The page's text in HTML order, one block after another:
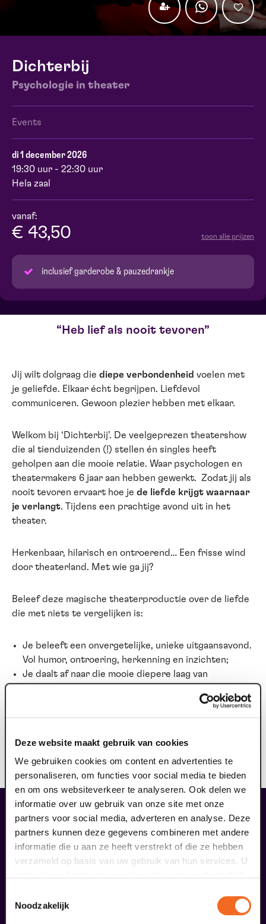
Deze website maakt gebruik van cookies
We gebruiken cookies om content en advertenties te
personaliseren, om functies voor social media te bieden
en om ons websiteverkeer te analyseren. Ook delen we
informatie over uw gebruik van onze site met onze
partners voor social media, adverteren en analyse. Deze
partners kunnen deze gegevens combineren met andere
informatie die u aan ze heeft verstrekt of die ze hebben
verzameld op basis van uw gebruik van hun services. U
Noodzakelijk
Dichterbij
Psychologie in theater
Events
di 1 december 2026
19:30 uur - 22:30 uur
Hela zaal
vanaf:
€ 43,50 toon alle prijzen
inclusief garderobe & pauzedrankje
Heb lief als nooit tevoren
Jij wilt dolgraag die diepe verbondenheid voelen met
je geliefde. Elkaar écht begrijpen. Liefdevol
communiceren. Gewoon plezier hebben met elkaar.
Welkom bij ‘Dichterbij’. De veelgeprezen theatershow
die al tienduizenden (!) stellen én singles heeft
geholpen aan die mooie relatie. Waar psychologen en
theatermakers 6 jaar aan hebben gewerkt. Zodat jij als
nooit tevoren ervaart hoe je de liefde krijgt waarnaar
je verlangt. Tijdens een prachtige avond uit in het
theater.
Herkenbaar, hilarisch en ontroerend… Een frisse wind
door theaterland. Met wie ga jij?
Beleef deze magische theaterproductie over de liefde
die met niets te vergelijken is:
Je beleeft een onvergetelijke, unieke uitgaansavond.
Vol humor, ontroering, herkenning en inzichten;
Je daalt af naar die mooie diepere laag van
Je bent verzekerd van een enorme groei in je
Je gaat een heel nieuw avontuur aan! Of je nu single
bent of 40 jaar getrouwd.
liefhebbers bestelden ook...
BACKSTAGE
07
augustus